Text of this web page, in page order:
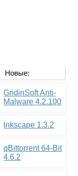
Новые:
GridinSoft Anti-
Malware 4.2.100
Inkscape 1.3.2
qBittorrent 64-Bit
4.6.2